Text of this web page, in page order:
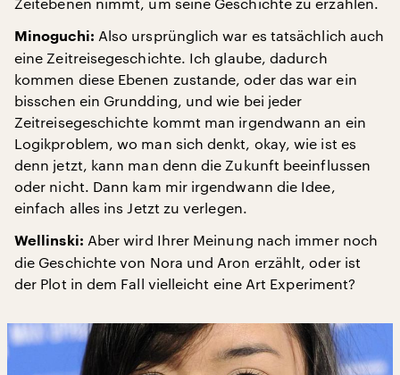
Minoguchi: Also ursprünglich war es tatsächlich auch
eine Zeitreisegeschichte. Ich glaube, dadurch
kommen diese Ebenen zustande, oder das war ein
bisschen ein Grundding, und wie bei jeder
Zeitreisegeschichte kommt man irgendwann an ein
Logikproblem, wo man sich denkt, okay, wie ist es
denn jetzt, kann man denn die Zukunft beeinflussen
oder nicht. Dann kam mir irgendwann die Idee,
einfach alles ins Jetzt zu verlegen.
Wellinski: Aber wird Ihrer Meinung nach immer noch
die Geschichte von Nora und Aron erzählt, oder ist
der Plot in dem Fall vielleicht eine Art Experiment?